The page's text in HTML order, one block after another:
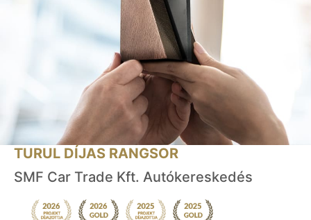
TURUL DÍJAS RANGSOR
SMF Car Trade Kft. Autókereskedés